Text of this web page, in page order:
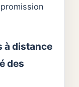
à distance
des